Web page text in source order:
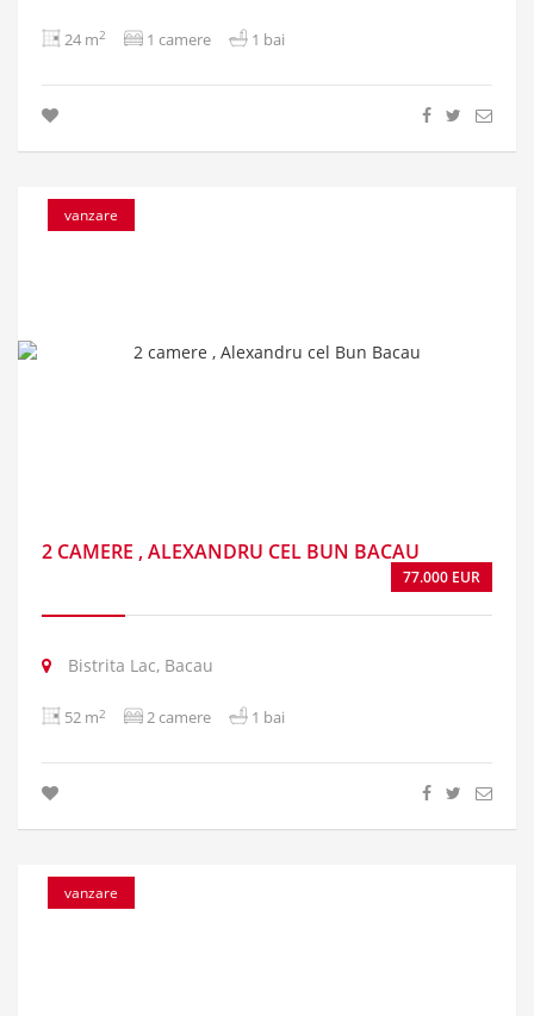
24 m2 1 camere 1 bai
2 CAMERE , ALEXANDRU CEL BUN BACAU
77.000 EUR
Bistrita Lac, Bacau
52 m2 2 camere 1 bai
vanzare
vanzare